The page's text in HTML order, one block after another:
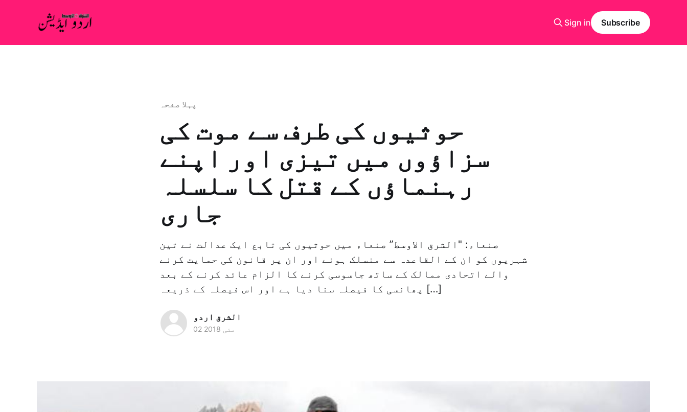
Sign in Subscribe
پہلا صفحہ
حوثیوں کی طرف سے موت کی
سزاؤوں میں تیزی اور اپنے
رہنماؤں کے قتل کا سلسلہ
جاری
صنعاء: "الشرق الاوسط” صنعاء میں حوثیوں کی تابع ایک عدالت نے تین
شہریوں کو ان کے القاعدہ سے منسلک ہونے اور ان پر قانون کی حمایت کرنے
والے اتحادی ممالک کے ساتھ جاسوسی کرنے کا الزام عائد کرنے کے بعد
پھانسی کا فیصلہ سنا دیا ہے اور اس فیصلہ کے ذریعہ […]
الشرق اردو
02 مئی 2018